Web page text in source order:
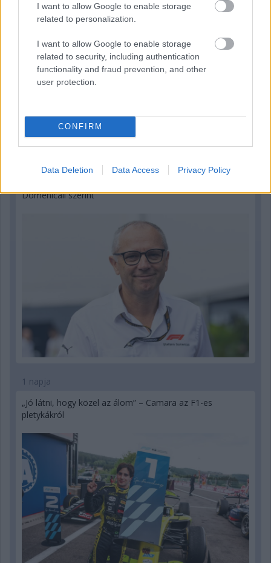
I want to allow Google to enable storage
related to personalization.
I want to allow Google to enable storage
related to security, including authentication
functionality and fraud prevention, and other
user protection.
CONFIRM
Data Deletion Data Access Privacy Policy
Domenicali szerint
1 napja
„Jó látni, hogy közel az álom” – Camara az F1-es
pletykákról